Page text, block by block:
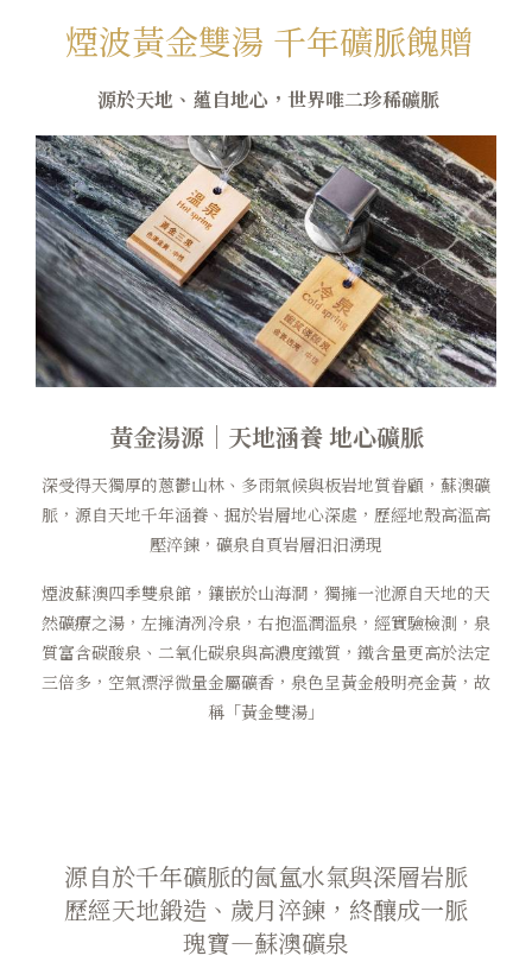
煙波黃金雙湯 千年礦脈餽贈
源於天地、蘊自地心，世界唯二珍稀礦脈
黃金湯源｜天地涵養 地心礦脈
深受得天獨厚的蔥鬱山林、多雨氣候與板岩地質眷顧，蘇澳礦
脈，源自天地千年涵養、掘於岩層地心深處，歷經地殼高溫高
壓淬鍊，礦泉自頁岩層汩汩湧現
煙波蘇澳四季雙泉館，鑲嵌於山海澗，獨擁一池源自天地的天
然礦療之湯，左擁清冽冷泉，右抱溫潤溫泉，經實驗檢測，泉
質富含碳酸泉、二氧化碳泉與高濃度鐵質，鐵含量更高於法定
三倍多，空氣漂浮微量金屬礦香，泉色呈黃金般明亮金黃，故
稱「黃金雙湯」
源自於千年礦脈的氤氳水氣與深層岩脈
歷經天地鍛造、歲月淬鍊，終釀成一脈
瑰寶—蘇澳礦泉
在地旅行
永續專區
常見問題
聯絡我們
煙波顧客評論